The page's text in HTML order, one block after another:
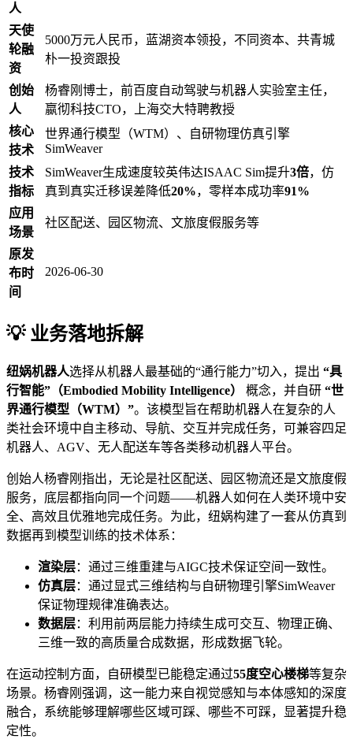
人
天使
轮融
资
5000万元人民币，蓝湖资本领投，不同资本、共青城
朴一投资跟投
创始
人
杨睿刚博士，前百度自动驾驶与机器人实验室主任，
嬴彻科技CTO，上海交大特聘教授
核心
技术
世界通行模型（WTM）、自研物理仿真引擎
SimWeaver
技术
指标
SimWeaver生成速度较英伟达ISAAC Sim提升3倍，仿
真到真实迁移误差降低20%，零样本成功率91%
应用
场景
社区配送、园区物流、文旅度假服务等
原发
布时
间
2026-06-30
💡 业务落地拆解
纽娲机器人选择从机器人最基础的“通行能力”切入，提出 “具
行智能”（Embodied Mobility Intelligence）
概念，并自研 “世
界通行模型（WTM）”。该模型旨在帮助机器人在复杂的人
类社会环境中自主移动、导航、交互并完成任务，可兼容四足
机器人、AGV、无人配送车等各类移动机器人平台。
创始人杨睿刚指出，无论是社区配送、园区物流还是文旅度假
服务，底层都指向同一个问题——机器人如何在人类环境中安
全、高效且优雅地完成任务。为此，纽娲构建了一套从仿真到
数据再到模型训练的技术体系：
渲染层：通过三维重建与AIGC技术保证空间一致性。
仿真层：通过显式三维结构与自研物理引擎SimWeaver
保证物理规律准确表达。
数据层：利用前两层能力持续生成可交互、物理正确、
三维一致的高质量合成数据，形成数据飞轮。
在运动控制方面，自研模型已能稳定通过55度空心楼梯等复杂
场景。杨睿刚强调，这一能力来自视觉感知与本体感知的深度
融合，系统能够理解哪些区域可踩、哪些不可踩，显著提升稳
定性。